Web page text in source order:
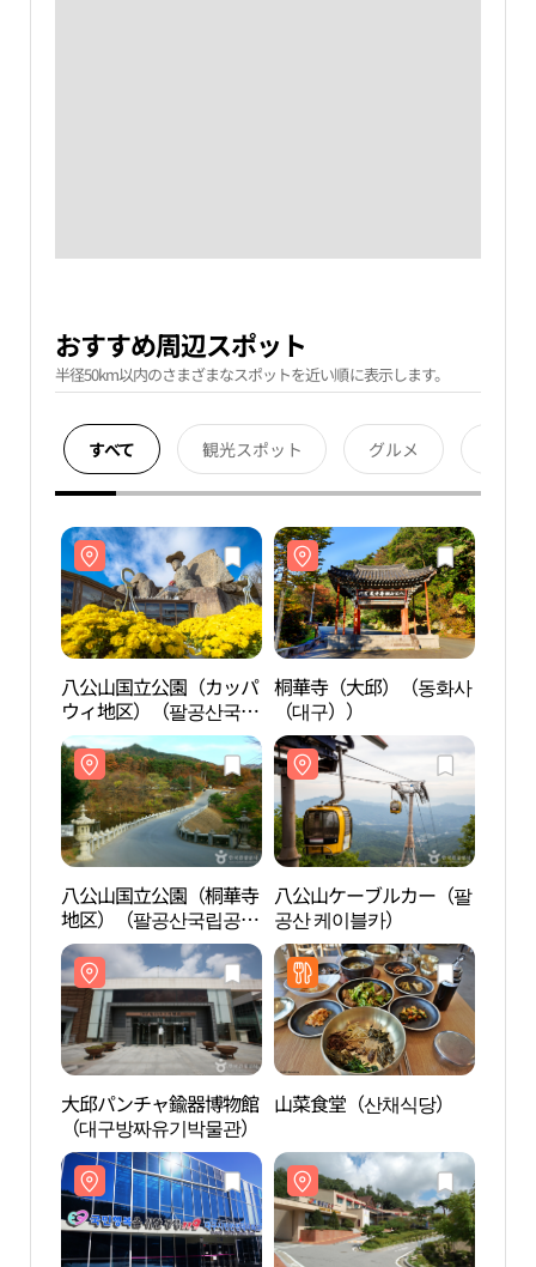
おすすめ周辺スポット
半径50km以内のさまざまなスポットを近い順に表示します。
すべて 観光スポット グルメ
八公山国立公園（カッパ
ウィ地区）（팔공산국립
공원（갓바위지구））
桐華寺（大邱）（동화사
（대구））
八公山国立公園（桐華寺
地区）（팔공산국립공원
（동화사지구））
八公山ケーブルカー（팔
공산 케이블카）
大邱パンチャ鍮器博物館
（대구방짜유기박물관）
山菜食堂（산채식당）